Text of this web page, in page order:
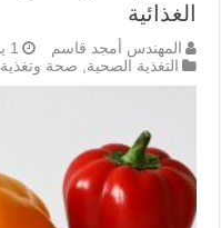
الغذائية
المهندس أمجد قاسم
1 يوليو، 2021
التغذية الصحية, صحة وتغذية